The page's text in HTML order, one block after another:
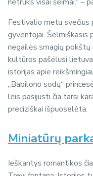
Festivalio metu svečius
gyventojai. Šelmiškasis
negailės smagių
kultūros pašėlusi
istorijas apie
„Babilono sodų“
leis pasijusti čia tarsi
preciziškai išpuoselėta.
Miniatūrų
Ieškantys romantikos